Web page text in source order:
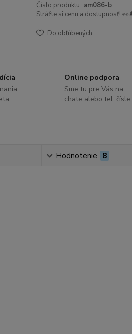
Číslo produktu: am086-b
Strážte si cenu a dostupnosť!
Do obľúbených
Online podpora
Sme tu pre Vás na
chate alebo tel. čísle
Hodnotenie 8